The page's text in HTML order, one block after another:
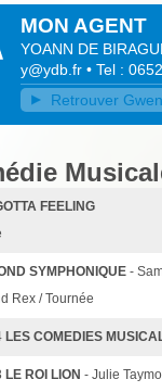
MON AGENT
YOANN DE
y@ydb.fr • Tel :
Retrouver
FEELING
SYMPHONIQUE -
Rex / Tournée
LES COMEDIES
LE ROI LION - Julie